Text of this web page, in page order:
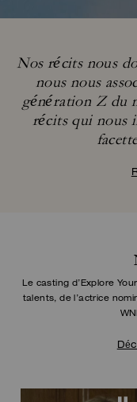
Nos récits nous
nous nous
génération Z du
récits qui nous
Le casting d’Explore
talents, de l’actrice